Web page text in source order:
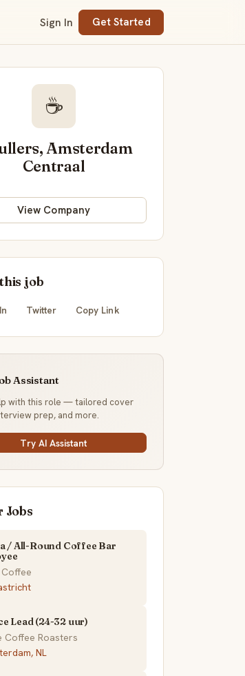
Sign In Get Started
☕
Amsterdam
Centraal
View Company
job
Twitter Copy Link
Assistant
with this role — tailored cover
prep, and more.
Try AI Assistant
Jobs
/ All-Round Coffee Bar
Lead (24-32 uur)
Coffee Roasters
NL